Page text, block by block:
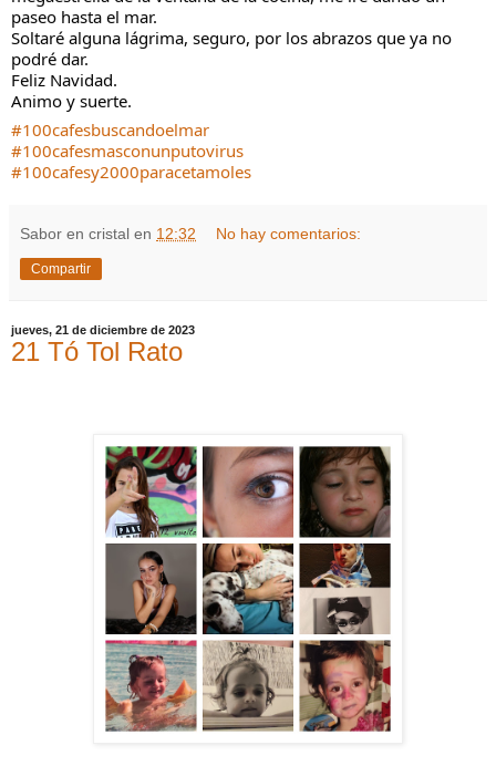
paseo hasta el mar.
Soltaré alguna lágrima, seguro, por los abrazos que ya no
podré dar.
Feliz Navidad.
Animo y suerte.
#100cafesbuscandoelmar
#100cafesmasconunputovirus
#100cafesy2000paracetamoles
Sabor en cristal en 12:32 No hay comentarios:
Compartir
jueves, 21 de diciembre de 2023
21 Tó Tol Rato